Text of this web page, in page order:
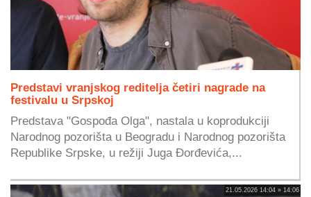
Predstavi vranjskog reditelja četiri nagrade na
festivalu u Srpskoj
Predstava "Gospođa Olga", nastala u koprodukciji
Narodnog pozorišta u Beogradu i Narodnog pozorišta
Republike Srpske, u režiji Juga Đorđevića,...
21.05.2026 14:04 » 14:06